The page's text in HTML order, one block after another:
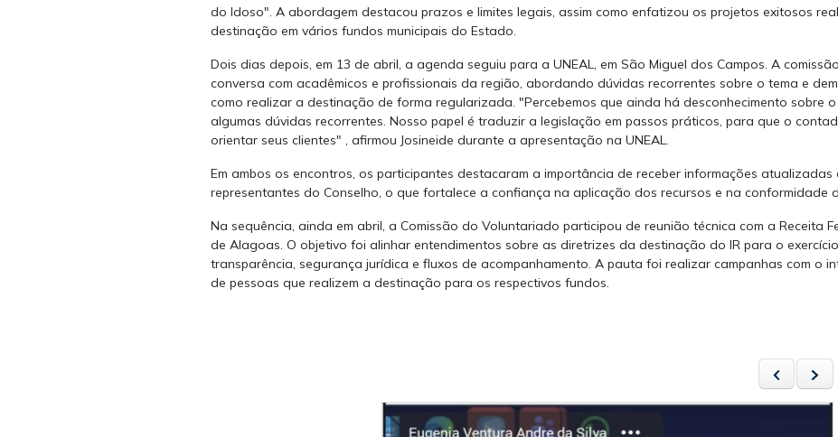
do Idoso". A abordagem destacou prazos e limites legais, assim como enfatizou os projetos exitosos
destinação em vários fundos municipais do Estado.
Dois dias depois, em 13 de abril, a agenda seguiu para a UNEAL, em São Miguel dos Campos. A
conversa com acadêmicos e profissionais da região, abordando dúvidas recorrentes sobre o tema e
como realizar a destinação de forma regularizada. "Percebemos que ainda há desconhecimento sobre
algumas dúvidas recorrentes. Nosso papel é traduzir a legislação em passos práticos, para que o
orientar seus clientes" , afirmou Josineide durante a apresentação na UNEAL.
Em ambos os encontros, os participantes destacaram a importância de receber informações atualizadas
representantes do Conselho, o que fortalece a confiança na aplicação dos recursos e na conformidade
Na sequência, ainda em abril, a Comissão do Voluntariado participou de reunião técnica com a Receita
de Alagoas. O objetivo foi alinhar entendimentos sobre as diretrizes da destinação do IR para o
transparência, segurança jurídica e fluxos de acompanhamento. A pauta foi realizar campanhas com o
de pessoas que realizem a destinação para os respectivos fundos.